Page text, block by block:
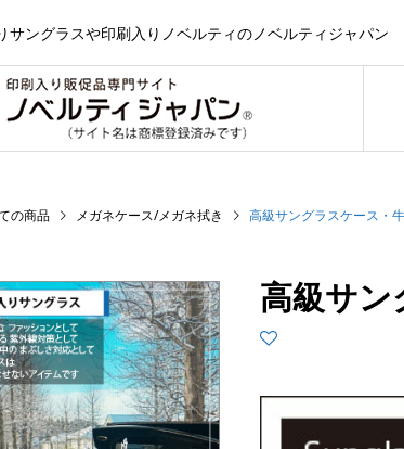
サングラスや印刷入りノベルティのノベルティジャパン
の商品 メガネケース/メガネ拭き 高級サングラスケース・
高級サン